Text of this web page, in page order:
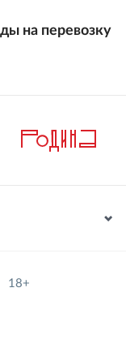
на перевозку
18+